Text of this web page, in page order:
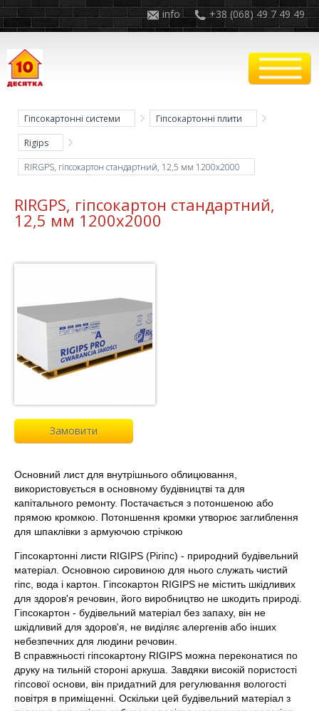
+38 (068) 49 7 49 49
info
Гіпсокартонні системи
Гіпсокартонні плити
Rigips
RIRGPS, гіпсокартон стандартний, 12,5 мм 1200x2000
RIRGPS, гіпсокартон стандартний,
12,5 мм 1200x2000
Замовити
Основний лист для внутрішнього облицювання,
використовується в основному будівництві та для
капітального ремонту. Постачається з потоншеною або
прямою кромкою. Потоншення кромки утворює заглиблення
для шпаклівки з армуючою стрічкою
Гіпсокартонні листи RIGIPS (Рігіпс) - природний будівельний
матеріал. Основною сировиною для нього служать чистий
гіпс, вода і картон. Гіпсокартон RIGIPS не містить шкідливих
для здоров'я речовин, його виробництво не шкодить природі.
Гіпсокартон - будівельний матеріал без запаху, він не
шкідливий для здоров'я, не виділяє алергенів або інших
небезпечних для людини речовин.
В справжньості гіпсокартону RIGIPS можна переконатися по
друку на тильній стороні аркуша. Завдяки високій пористості
гіпсової основи, він придатний для регулювання вологості
повітря в приміщенні. Оскільки цей будівельний матеріал з